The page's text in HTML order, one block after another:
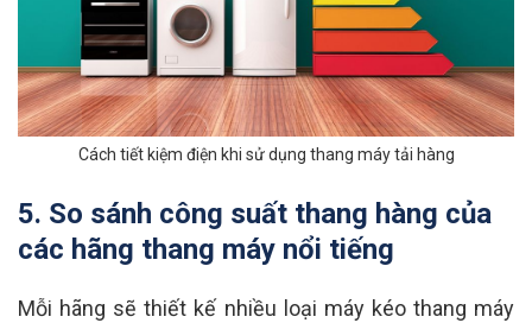
Cách tiết kiệm điện khi sử dụng thang máy tải hàng
5. So sánh công suất thang hàng của
các hãng thang máy nổi tiếng
Mỗi hãng sẽ thiết kế nhiều loại máy kéo thang máy